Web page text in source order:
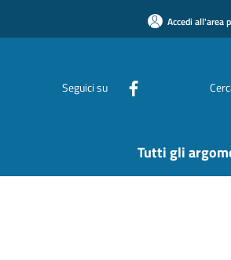
Accedi all'area
Seguici su
Tutti gli